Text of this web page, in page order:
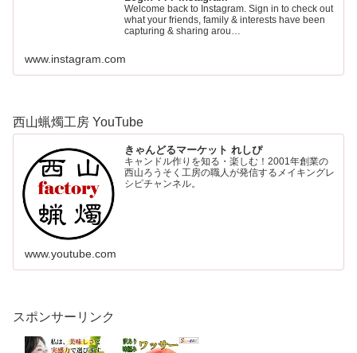
Welcome back to Instagram. Sign in to check out
what your friends, family & interests have been
capturing & sharing arou…
www.instagram.com
西山蝋燭工房 YouTube
きゃんどるマーケット れしぴ
キャンドル作りを知る・楽しむ！2001年創業の
西山ろうそく工房の職人が発信するメイキングレ
シピチャンネル。
www.youtube.com
スポンサーリンク